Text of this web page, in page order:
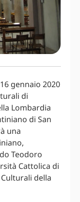
gennaio 2020
di
Lombardia
di San
una
Teodoro
Cattolica di
della